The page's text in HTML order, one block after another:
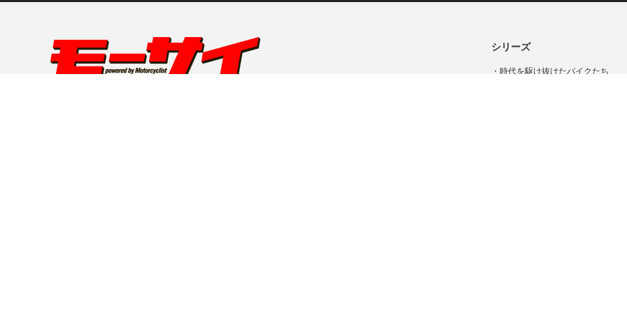
シリーズ
・ 時代を駆け抜けたバイクたち